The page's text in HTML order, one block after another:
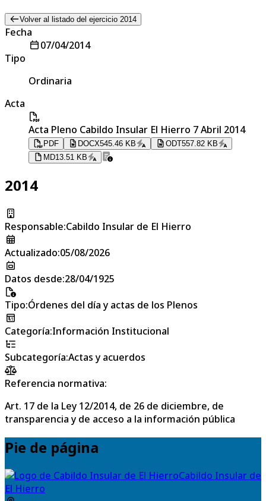
Volver al listado del ejercicio 2014
Fecha
07/04/2014
Tipo
Ordinaria
Acta
Acta Pleno Cabildo Insular El Hierro 7 Abril 2014
PDF DOCX545.46 KB ODT557.82 KB
MD13.51 KB
2014
Responsable:Cabildo Insular de El Hierro
Actualizado:05/08/2026
Datos desde:28/04/1925
Tipo:Órdenes del día y actas de los Plenos
Categoría:Información Institucional
Subcategoría:Actas y acuerdos
Referencia normativa:
Art. 17 de la Ley 12/2014, de 26 de diciembre, de
transparencia y de acceso a la información pública
Pie de página
Cabildo Insular de
El Hierro